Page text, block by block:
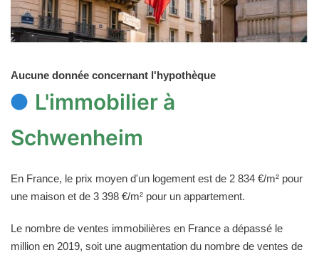
Aucune donnée concernant l'hypothèque
L'immobilier à
Schwenheim
En France, le prix moyen d'un logement est de 2 834 €/m² pour
une maison et de 3 398 €/m² pour un appartement.
Le nombre de ventes immobilières en France a dépassé le
million en 2019, soit une augmentation du nombre de ventes de